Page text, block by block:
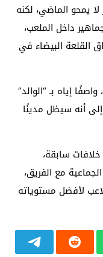
لا يمحو الماضي، لكنه
داخل الملعب،
القلعة البيضاء في
إياه بـ “الوالد”
أنه سيظل مدينًا
خلافات سابقة،
مع الفريق،
لأفضل مستوياته